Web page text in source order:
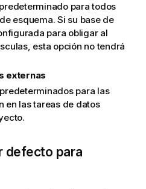
para todos
esquema. Si su base de
para obligar al
esta opción no tendrá
externas
para las
en las tareas de datos
defecto para